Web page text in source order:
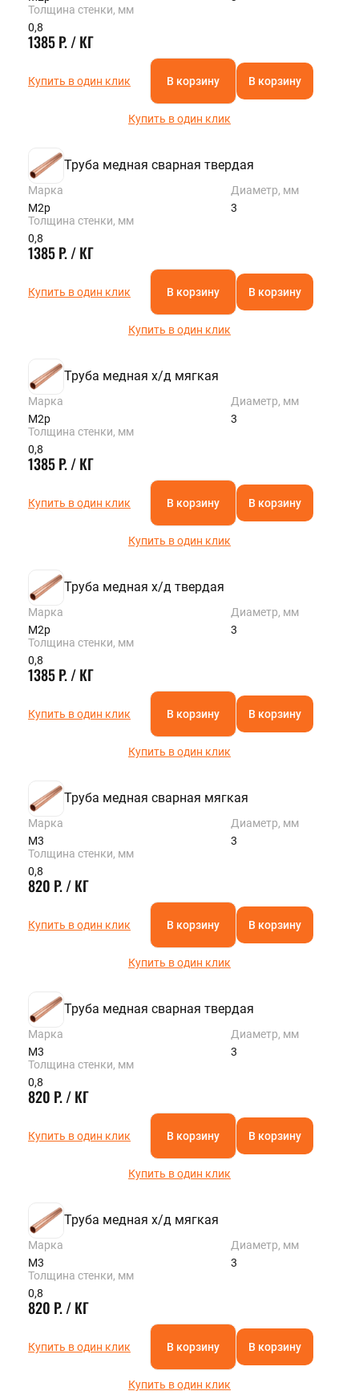
Толщина стенки, мм
0,8
1385 Р. / КГ
Купить в один клик В корзину В корзину
Купить в один клик
Труба медная сварная твердая
Марка
М2р
Диаметр, мм
3
Толщина стенки, мм
0,8
1385 Р. / КГ
Купить в один клик В корзину В корзину
Купить в один клик
Труба медная х/д мягкая
Марка
М2р
Диаметр, мм
3
Толщина стенки, мм
0,8
1385 Р. / КГ
Купить в один клик В корзину В корзину
Купить в один клик
Труба медная х/д твердая
Марка
М2р
Диаметр, мм
3
Толщина стенки, мм
0,8
1385 Р. / КГ
Купить в один клик В корзину В корзину
Купить в один клик
Труба медная сварная мягкая
Марка
М3
Диаметр, мм
3
Толщина стенки, мм
0,8
820 Р. / КГ
Купить в один клик В корзину В корзину
Купить в один клик
Труба медная сварная твердая
Марка
М3
Диаметр, мм
3
Толщина стенки, мм
0,8
820 Р. / КГ
Купить в один клик В корзину В корзину
Купить в один клик
Труба медная х/д мягкая
Марка
М3
Диаметр, мм
3
Толщина стенки, мм
0,8
820 Р. / КГ
Купить в один клик В корзину В корзину
Купить в один клик